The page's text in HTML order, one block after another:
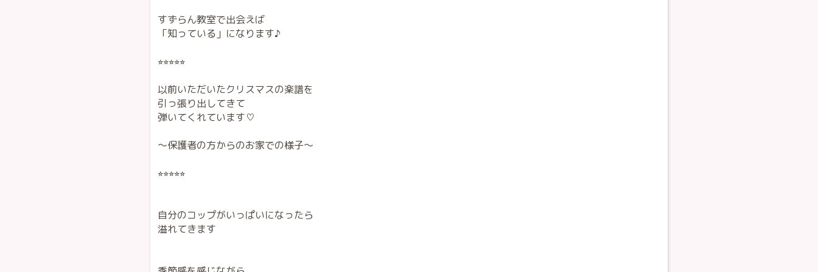
すずらん教室で出会えば
「知っている」になります♪
⭐︎⭐︎⭐︎⭐︎⭐︎
以前いただいたクリスマスの楽譜を
引っ張り出してきて
弾いてくれています♡
〜保護者の方からのお家での様子〜
⭐︎⭐︎⭐︎⭐︎⭐︎
自分のコップがいっぱいになったら
溢れてきます